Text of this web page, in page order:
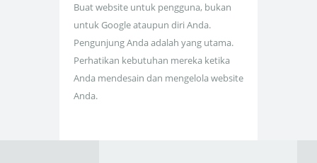
Buat website untuk pengguna, bukan
untuk Google ataupun diri Anda.
Pengunjung Anda adalah yang utama.
Perhatikan kebutuhan mereka ketika
Anda mendesain dan mengelola website
Anda.